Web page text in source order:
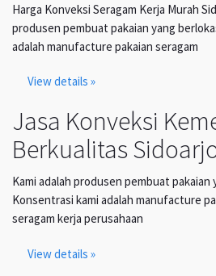
Harga Konveksi Seragam Kerja Murah
produsen pembuat pakaian yang
adalah manufacture pakaian seragam
View details »
Jasa Konveksi
Berkualitas
Kami adalah produsen pembuat pakaian
Konsentrasi kami adalah manufacture
seragam kerja perusahaan
View details »